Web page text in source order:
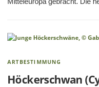
ARTBESTIMMUNG
Höckerschwan